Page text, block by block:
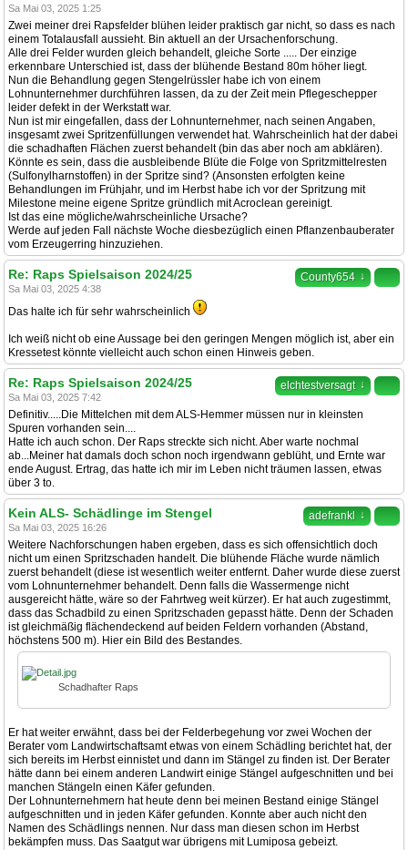
Sa Mai 03, 2025 1:25
Zwei meiner drei Rapsfelder blühen leider praktisch gar nicht, so dass es nach
einem Totalausfall aussieht. Bin aktuell an der Ursachenforschung.
Alle drei Felder wurden gleich behandelt, gleiche Sorte ..... Der einzige
erkennbare Unterschied ist, dass der blühende Bestand 80m höher liegt.
Nun die Behandlung gegen Stengelrüssler habe ich von einem
Lohnunternehmer durchführen lassen, da zu der Zeit mein Pflegeschepper
leider defekt in der Werkstatt war.
Nun ist mir eingefallen, dass der Lohnunternehmer, nach seinen Angaben,
insgesamt zwei Spritzenfüllungen verwendet hat. Wahrscheinlich hat der dabei
die schadhaften Flächen zuerst behandelt (bin das aber noch am abklären).
Könnte es sein, dass die ausbleibende Blüte die Folge von Spritzmittelresten
(Sulfonylharnstoffen) in der Spritze sind? (Ansonsten erfolgten keine
Behandlungen im Frühjahr, und im Herbst habe ich vor der Spritzung mit
Milestone meine eigene Spritze gründlich mit Acroclean gereinigt.
Ist das eine mögliche/wahrscheinliche Ursache?
Werde auf jeden Fall nächste Woche diesbezüglich einen Pflanzenbauberater
vom Erzeugerring hinzuziehen.
County654 ↓
Re: Raps Spielsaison 2024/25
Sa Mai 03, 2025 4:38
Das halte ich für sehr wahrscheinlich
Ich weiß nicht ob eine Aussage bei den geringen Mengen möglich ist, aber ein
Kressetest könnte vielleicht auch schon einen Hinweis geben.
elchtestversagt ↓
Re: Raps Spielsaison 2024/25
Sa Mai 03, 2025 7:42
Definitiv.....Die Mittelchen mit dem ALS-Hemmer müssen nur in kleinsten
Spuren vorhanden sein....
Hatte ich auch schon. Der Raps streckte sich nicht. Aber warte nochmal
ab...Meiner hat damals doch schon noch irgendwann geblüht, und Ernte war
ende August. Ertrag, das hatte ich mir im Leben nicht träumen lassen, etwas
über 3 to.
adefrankl ↓
Kein ALS- Schädlinge im Stengel
Sa Mai 03, 2025 16:26
Weitere Nachforschungen haben ergeben, dass es sich offensichtlich doch
nicht um einen Spritzschaden handelt. Die blühende Fläche wurde nämlich
zuerst behandelt (diese ist wesentlich weiter entfernt. Daher wurde diese zuerst
vom Lohnunternehmer behandelt. Denn falls die Wassermenge nicht
ausgereicht hätte, wäre so der Fahrtweg weit kürzer). Er hat auch zugestimmt,
dass das Schadbild zu einen Spritzschaden gepasst hätte. Denn der Schaden
ist gleichmäßig flächendeckend auf beiden Feldern vorhanden (Abstand,
höchstens 500 m). Hier ein Bild des Bestandes.
Schadhafter Raps
Er hat weiter erwähnt, dass bei der Felderbegehung vor zwei Wochen der
Berater vom Landwirtschaftsamt etwas von einem Schädling berichtet hat, der
sich bereits im Herbst einnistet und dann im Stängel zu finden ist. Der Berater
hätte dann bei einem anderen Landwirt einige Stängel aufgeschnitten und bei
manchen Stängeln einen Käfer gefunden.
Der Lohnunternehmern hat heute denn bei meinen Bestand einige Stängel
aufgeschnitten und in jeden Käfer gefunden. Konnte aber auch nicht den
Namen des Schädlings nennen. Nur dass man diesen schon im Herbst
bekämpfen muss. Das Saatgut war übrigens mit Lumiposa gebeizt.